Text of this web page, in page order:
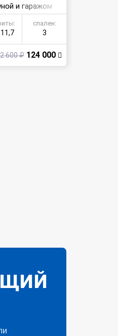
и гаражом
спален:
3
600 ₽ 124 000